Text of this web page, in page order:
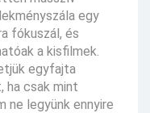
egy
fókuszál, és
a kisfilmek.
egyfajta
ha csak mint
ne legyünk ennyire